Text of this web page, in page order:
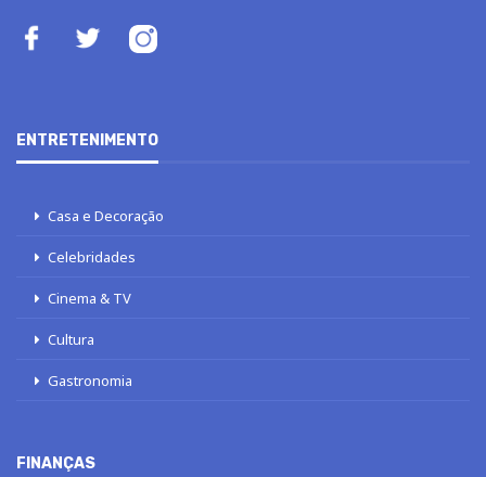
ENTRETENIMENTO
Casa e Decoração
Celebridades
Cinema & TV
Cultura
Gastronomia
FINANÇAS